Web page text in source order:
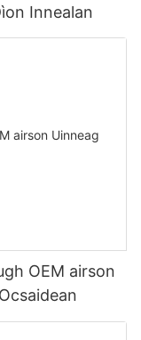
Innealan
OEM airson